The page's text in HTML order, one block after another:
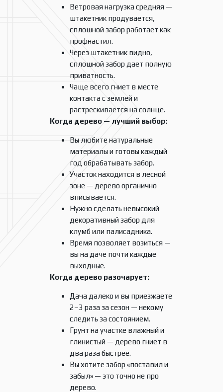
Ветровая нагрузка средняя —
штакетник продувается,
сплошной забор работает как
профнастил.
Через штакетник видно,
сплошной забор дает полную
приватность.
Чаще всего гниет в месте
контакта с землей и
растрескивается на солнце.
Когда дерево — лучший выбор:
Вы любите натуральные
материалы и готовы каждый
год обрабатывать забор.
Участок находится в лесной
зоне — дерево органично
вписывается.
Нужно сделать невысокий
декоративный забор для
клумб или палисадника.
Время позволяет возиться —
вы на даче почти каждые
выходные.
Когда дерево разочарует:
Дача далеко и вы приезжаете
2–3 раза за сезон — некому
следить за состоянием.
Грунт на участке влажный и
глинистый — дерево гниет в
два раза быстрее.
Вы хотите забор «поставил и
забыл» — это точно не про
дерево.